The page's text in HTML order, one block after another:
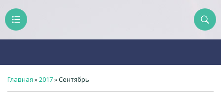
Главная »2017»Сентябрь